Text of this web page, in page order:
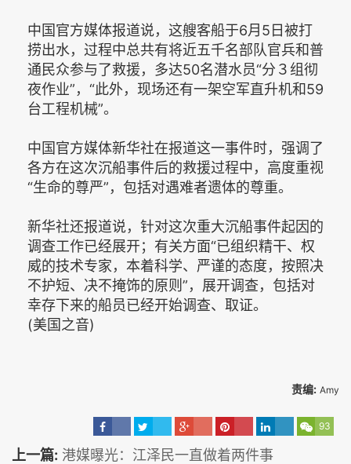
中国官方媒体报道说，这艘客船于6月5日被打
捞出水，过程中总共有将近五千名部队官兵和普
通民众参与了救援，多达50名潜水员“分３组彻
夜作业”，“此外，现场还有一架空军直升机和59
台工程机械”。
中国官方媒体新华社在报道这一事件时，强调了
各方在这次沉船事件后的救援过程中，高度重视
“生命的尊严”，包括对遇难者遗体的尊重。
新华社还报道说，针对这次重大沉船事件起因的
调查工作已经展开；有关方面“已组织精干、权
威的技术专家，本着科学、严谨的态度，按照决
不护短、决不掩饰的原则”，展开调查，包括对
幸存下来的船员已经开始调查、取证。
(美国之音)
责编: Amy
93
上一篇: 港媒曝光：江泽民一直做着两件事